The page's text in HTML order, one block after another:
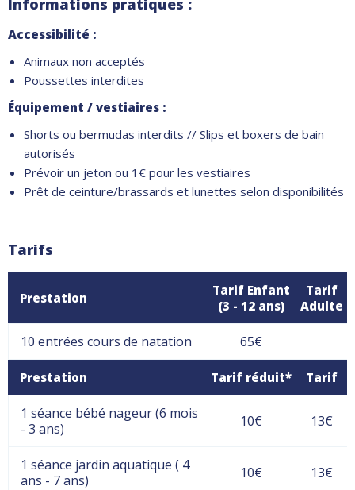
Informations pratiques :
Accessibilité :
Animaux non acceptés
Poussettes interdites
Équipement / vestiaires :
Shorts ou bermudas interdits // Slips et boxers de bain
autorisés
Prévoir un jeton ou 1€ pour les vestiaires
Prêt de ceinture/brassards et lunettes selon disponibilités
Tarifs
Prestation
Tarif Enfant
(3 - 12 ans)
Tarif
Adulte
10 entrées cours de natation 65€
Prestation Tarif réduit* Tarif
1 séance bébé nageur (6 mois
- 3 ans)
10€ 13€
1 séance jardin aquatique ( 4
ans - 7 ans)
10€ 13€